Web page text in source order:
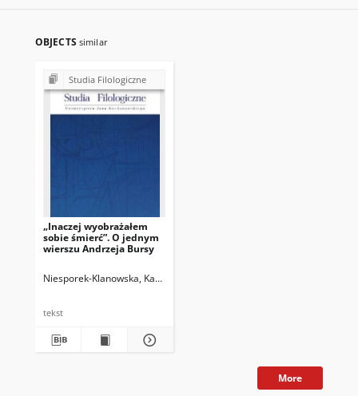
OBJECTS similar
Studia Filologiczne
„Inaczej wyobrażałem
sobie śmierć”. O jednym
wierszu Andrzeja Bursy
Niesporek-Klanowska, Katarzyna
tekst
More